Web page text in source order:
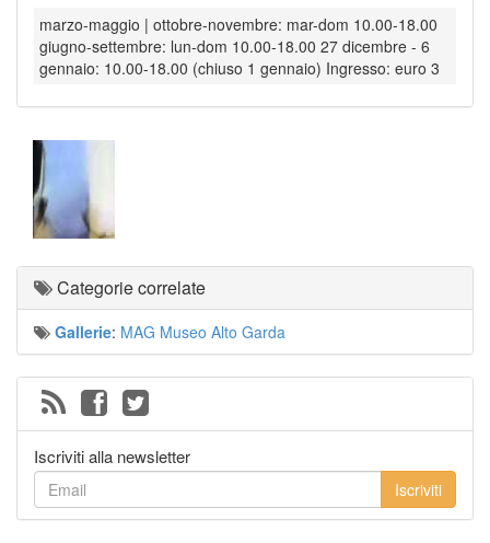
marzo-maggio | ottobre-novembre: mar-dom 10.00-18.00
giugno-settembre: lun-dom 10.00-18.00 27 dicembre - 6
gennaio: 10.00-18.00 (chiuso 1 gennaio) Ingresso: euro 3
Categorie correlate
Gallerie: MAG Museo Alto Garda
Iscriviti alla newsletter
Iscriviti